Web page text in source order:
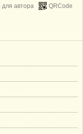
QRCode
автора